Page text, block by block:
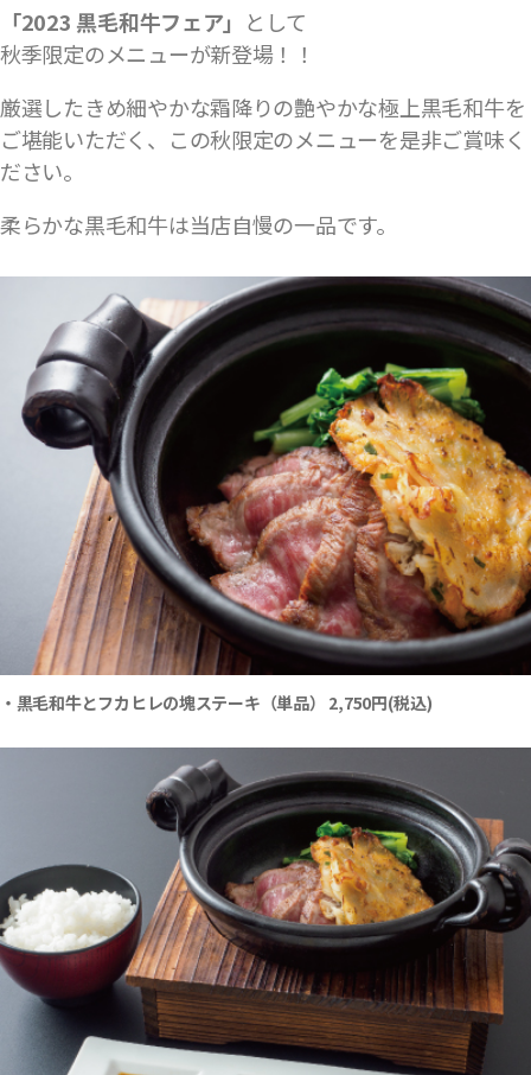
「2023 黒毛和牛フェア」 として
秋季限定のメニューが新登場！！
厳選したきめ細やかな霜降りの艶やかな極上黒毛和牛を
ご堪能いただく、この秋限定のメニューを是非ご賞味く
ださい。
柔らかな黒毛和牛は当店自慢の一品です。
・黒毛和牛とフカヒレの塊ステーキ（単品） 2,750円(税込)